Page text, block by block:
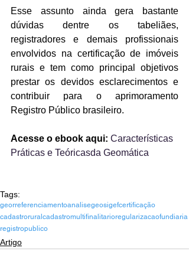
Esse assunto ainda gera bastante
dúvidas dentre os tabeliães,
registradores e demais profissionais
envolvidos na certificação de imóveis
rurais e tem como principal objetivos
prestar os devidos esclarecimentos e
contribuir para o aprimoramento
Registro Público brasileiro.
Acesse o ebook aqui: Características
Práticas e Teóricasda Geomática
Tags:
georreferenciamentoanalisegeosigefcertificação
cadastrorural cadastromultifinalitarioregularizacaofundiaria
registropublico
Artigo